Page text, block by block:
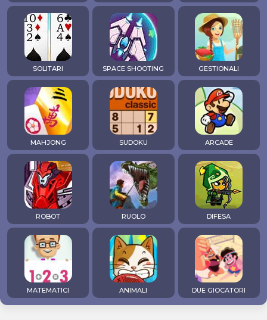
SOLITARI SPACE SHOOTING GESTIONALI
MAHJONG SUDOKU ARCADE
ROBOT RUOLO DIFESA
MATEMATICI ANIMALI DUE GIOCATORI